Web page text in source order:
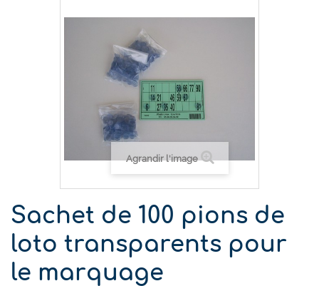
Agrandir l'image
Sachet de 100 pions de
loto transparents pour
le marquage